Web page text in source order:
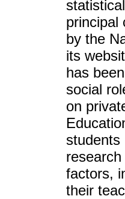
principal
by the
its
has
social
on
students
factors,
their